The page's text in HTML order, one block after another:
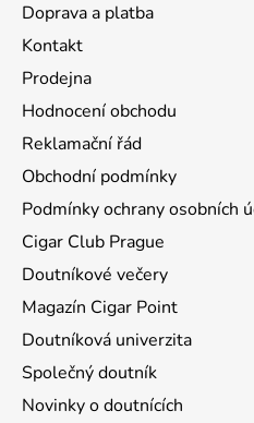
Doprava a platba
Kontakt
Prodejna
Hodnocení obchodu
Reklamační řád
Obchodní podmínky
Podmínky ochrany osobních
Cigar Club Prague
Doutníkové večery
Magazín Cigar Point
Doutníková univerzita
Společný doutník
Novinky o doutnících